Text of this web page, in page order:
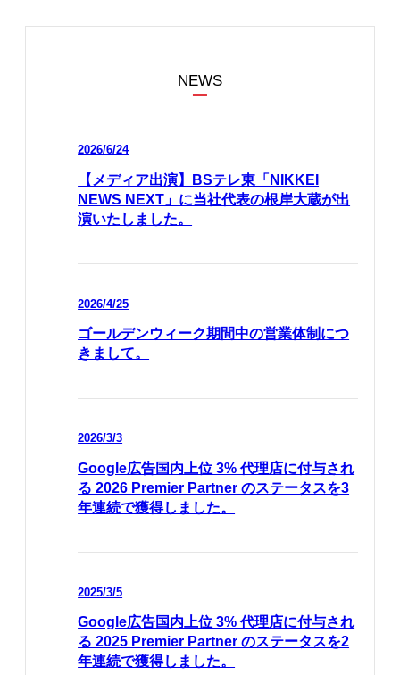
NEWS
2026/6/24
【メディア出演】BSテレ東「NIKKEI
NEWS NEXT」に当社代表の根岸大蔵が出
演いたしました。
2026/4/25
ゴールデンウィーク期間中の営業体制につ
きまして。
2026/3/3
Google広告国内上位 3% 代理店に付与され
る 2026 Premier Partner のステータスを3
年連続で獲得しました。
2025/3/5
Google広告国内上位 3% 代理店に付与され
る 2025 Premier Partner のステータスを2
年連続で獲得しました。